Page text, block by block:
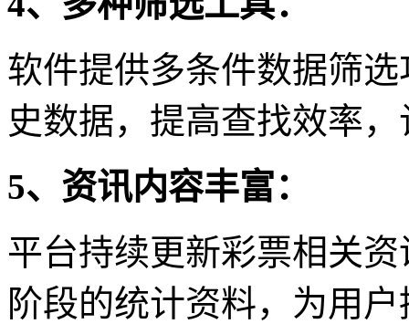
软件提供多条件数据筛
史数据，提高查找效率
5、资讯内容丰富：
平台持续更新彩票相关
阶段的统计资料，为用